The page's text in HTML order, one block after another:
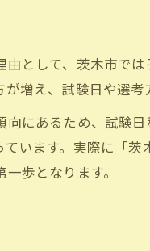
去傾向を茨木市で活
市の最新採用実施情報
に役立つ茨木市採用
状況を保育教諭目線
として、茨木市で
増え、試験日や選考
にあるため、試験
います。実際に「茨
歩となります。